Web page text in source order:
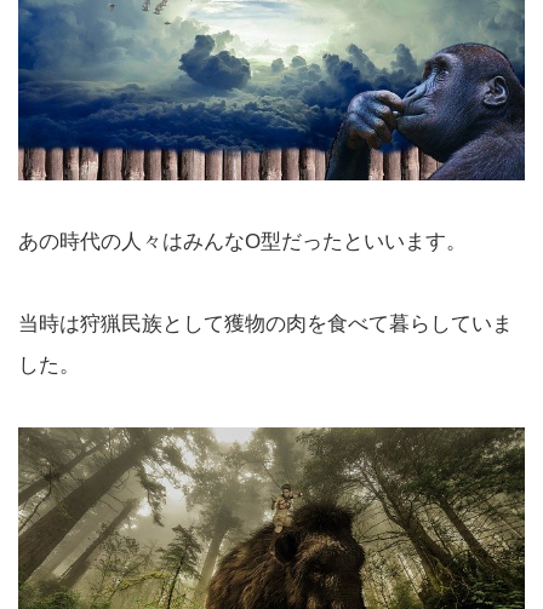
あの時代の人々はみんなO型だったといいます。
当時は狩猟民族として獲物の肉を食べて暮らしていま
した。